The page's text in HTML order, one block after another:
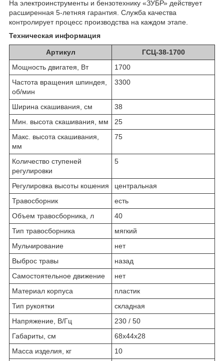
На электроинструменты и бензотехнику «ЗУБР» действует
расширенная 5-летняя гарантия. Служба качества
контролирует процесс производства на каждом этапе.
Техническая информация
Артикул
ГСЦ-38-1700
Мощность двигатея, Вт
1700
Частота вращения шпиндея,
об/мин
3300
Ширина скашивания, см
38
Мин. высота скашивания, мм
25
Макс. высота скашивания,
мм
75
Количество ступеней
регулировки
5
Регулировка высоты кошения
цен­траль­ная
Травосборник
есть
Объем травосборника, л
40
Тип травосборника
мяг­кий
Мульчирование
нет
Выброс травы
на­зад
Самостоятельное движение
нет
Материал корпуса
пла­стик
Тип рукоятки
склад­ная
Напряжение, В/Гц
230 / 50
Габариты, см
68x44x28
Масса изделия, кг
10